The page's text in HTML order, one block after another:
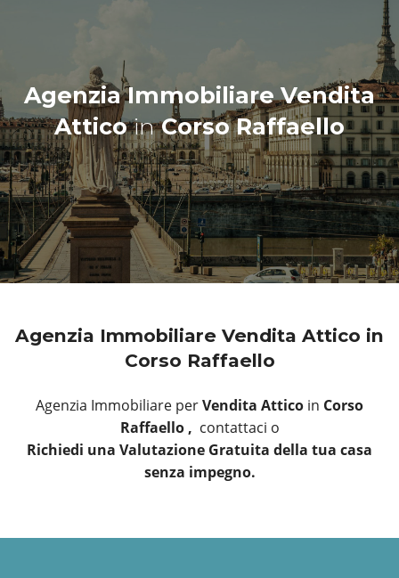
Agenzia Immobiliare Vendita
AtticoinCorso Raffaello
Agenzia Immobiliare Vendita Attico in
Corso Raffaello
Agenzia Immobiliare perVendita Attico in Corso
Raffaello , contattaci o
Richiedi una Valutazione Gratuita della tua casa
senza impegno.